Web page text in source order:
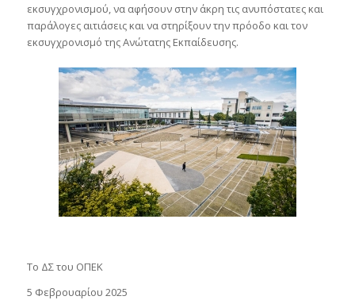
εκσυγχρονισμού, να αφήσουν στην άκρη τις ανυπόστατες και
παράλογες αιτιάσεις και να στηρίξουν την πρόοδο και τον
εκσυγχρονισμό της Ανώτατης Εκπαίδευσης.
Το ΔΣ του ΟΠΕΚ
5 Φεβρουαρίου 2025